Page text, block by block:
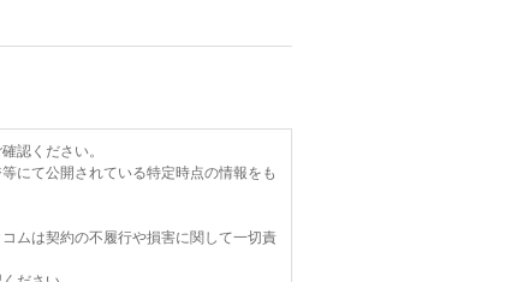
認ください。
にて公開されている特定時点の情報をも
ムは契約の不履行や損害に関して一切責